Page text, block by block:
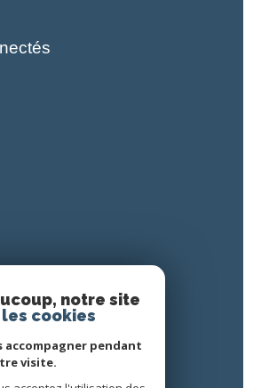
notre site
cookies
accompagner pendant
visite.